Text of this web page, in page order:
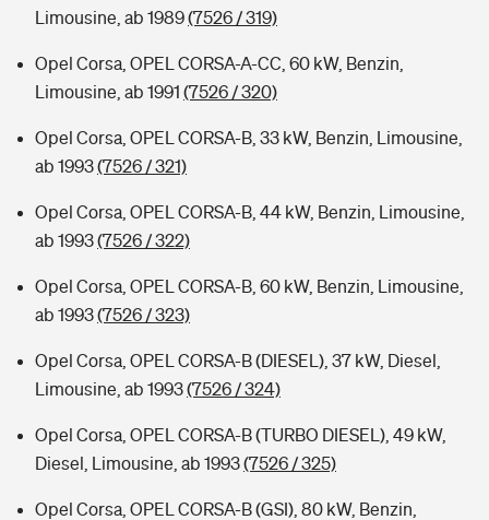
Limousine, ab 1989(7526 / 319)
Opel Corsa, OPEL CORSA-A-CC, 60 kW, Benzin,
Limousine, ab 1991 (7526 / 320)
Opel Corsa, OPEL CORSA-B, 33 kW, Benzin, Limousine,
ab 1993(7526 / 321)
Opel Corsa, OPEL CORSA-B, 44 kW, Benzin, Limousine,
ab 1993(7526 / 322)
Opel Corsa, OPEL CORSA-B, 60 kW, Benzin, Limousine,
ab 1993(7526 / 323)
Opel Corsa, OPEL CORSA-B (DIESEL), 37 kW, Diesel,
Limousine, ab 1993(7526 / 324)
Opel Corsa, OPEL CORSA-B (TURBO DIESEL), 49 kW,
Diesel, Limousine, ab 1993(7526 / 325)
Opel Corsa, OPEL CORSA-B (GSI), 80 kW, Benzin,